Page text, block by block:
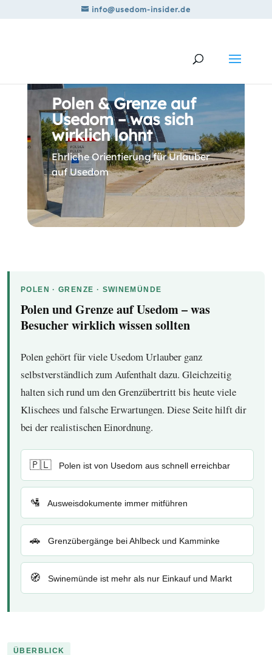
info@usedom-insider.de
Polen & Grenze auf
Usedom – was sich
wirklich lohnt
Ehrliche Orientierung für Urlauber
auf Usedom
POLEN · GRENZE · SWINEMÜNDE
Polen und Grenze auf Usedom – was
Besucher wirklich wissen sollten
Polen gehört für viele Usedom Urlauber ganz
selbstverständlich zum Aufenthalt dazu. Gleichzeitig
halten sich rund um den Grenzübertritt bis heute viele
Klischees und falsche Erwartungen. Diese Seite hilft dir
bei der realistischen Einordnung.
🇵🇱 Polen ist von Usedom aus schnell erreichbar
🛂 Ausweisdokumente immer mitführen
🚗 Grenzübergänge bei Ahlbeck und Kamminke
🧭 Swinemünde ist mehr als nur Einkauf und Markt
ÜBERBLICK